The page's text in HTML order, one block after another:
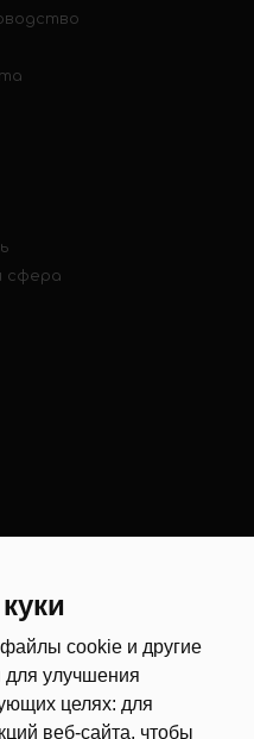
файлы cookie и другие
для улучшения
целях: для
веб-сайта, чтобы
сфера